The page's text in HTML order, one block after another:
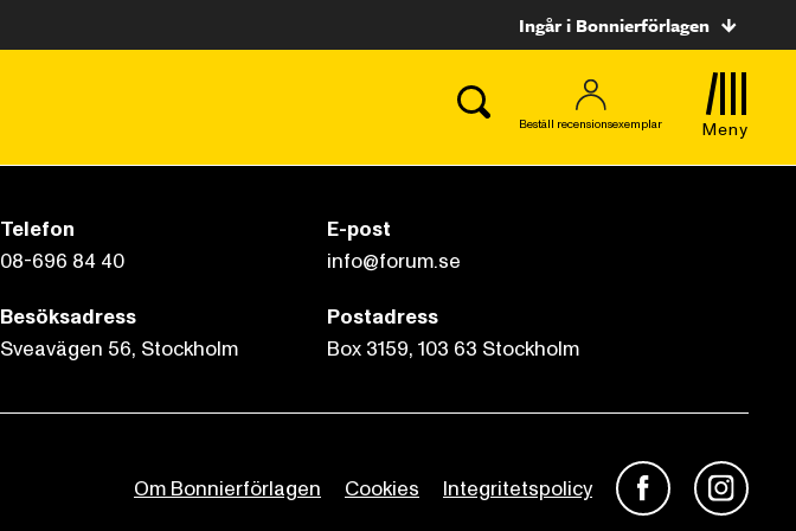
Ingår i Bonnierförlagen
Beställ recensionsexemplar Meny
Telefon
08-696 84 40
E-post
info@forum.se
Besöksadress
Sveavägen 56, Stockholm
Postadress
Box 3159, 103 63 Stockholm
Om Bonnierförlagen Cookies Integritetspolicy